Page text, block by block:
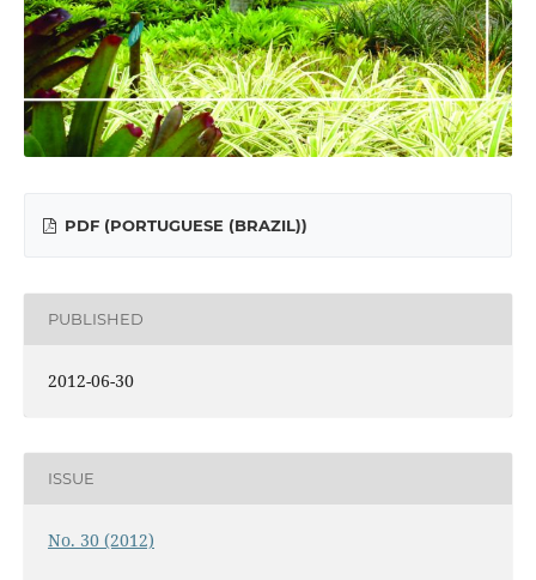
PDF (PORTUGUESE (BRAZIL))
PUBLISHED
2012-06-30
ISSUE
No. 30 (2012)